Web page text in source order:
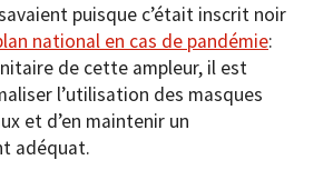
puisque c’était inscrit noir
national en cas de pandémie:
de cette ampleur, il est
l’utilisation des masques
et d’en maintenir un
adéquat.